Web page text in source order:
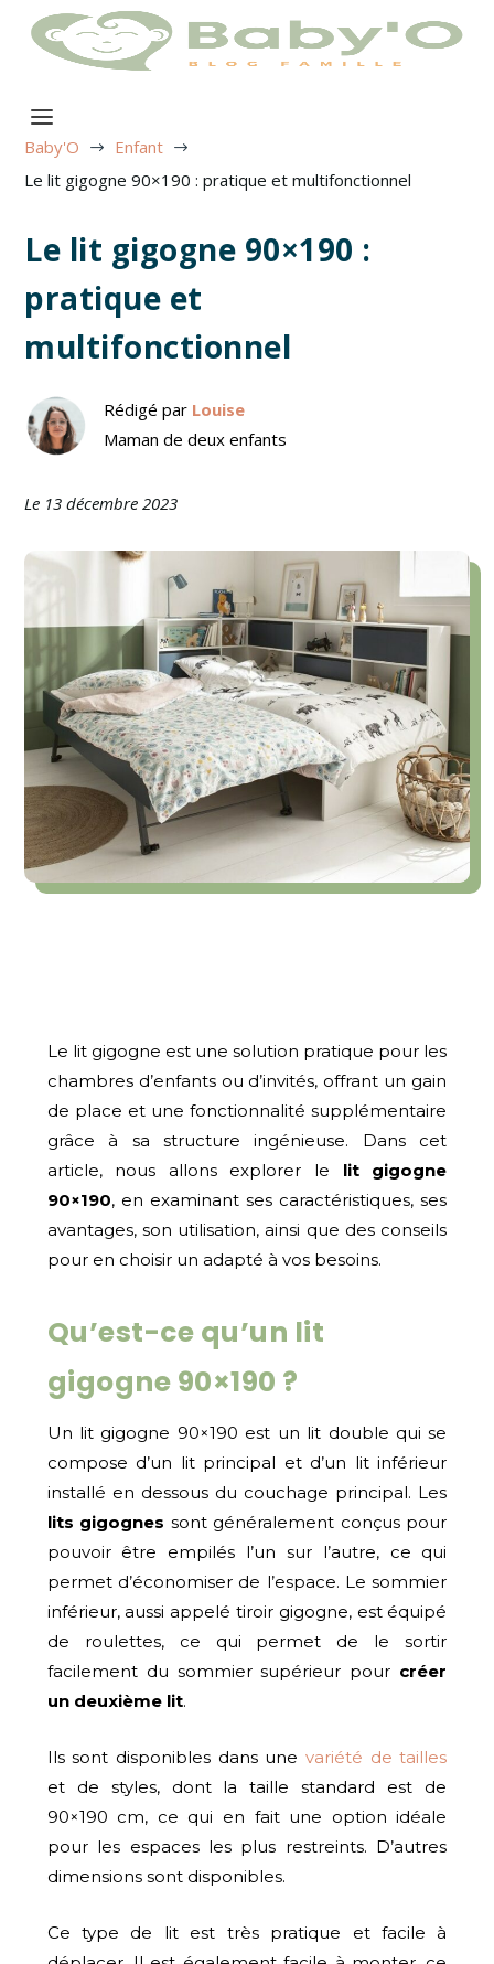
Baby'O $ Enfant $
Le lit gigogne 90×190 : pratique et multifonctionnel
Le lit gigogne 90×190 :
pratique et
multifonctionnel
Rédigé par Louise
Maman de deux enfants
Le 13 décembre 2023
Le lit gigogne est une solution pratique pour les
chambres d’enfants ou d’invités, offrant un gain
de place et une fonctionnalité supplémentaire
grâce à sa structure ingénieuse. Dans cet
article, nous allons explorer le lit gigogne
90×190, en examinant ses caractéristiques, ses
avantages, son utilisation, ainsi que des conseils
pour en choisir un adapté à vos besoins.
Qu’est-ce qu’un lit
gigogne 90×190 ?
Un lit gigogne 90×190 est un lit double qui se
compose d’un lit principal et d’un lit inférieur
installé en dessous du couchage principal. Les
lits gigognes sont généralement conçus pour
pouvoir être empilés l’un sur l’autre, ce qui
permet d’économiser de l’espace. Le sommier
inférieur, aussi appelé tiroir gigogne, est équipé
de roulettes, ce qui permet de le sortir
facilement du sommier supérieur pour créer
un deuxième lit.
Ils sont disponibles dans unevariété de tailles
et de styles, dont la taille standard est de
90×190 cm, ce qui en fait une option idéale
pour les espaces les plus restreints. D’autres
dimensions sont disponibles.
Ce type de lit est très pratique et facile à